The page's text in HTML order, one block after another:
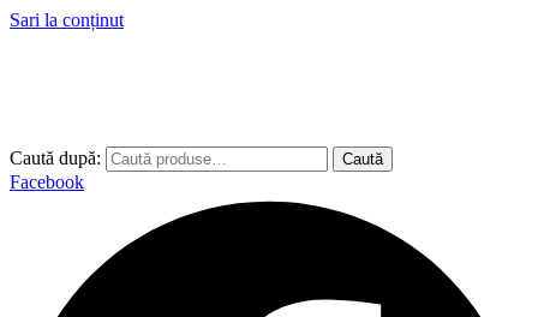
Sari la conținut
Caută după: Caută
Facebook